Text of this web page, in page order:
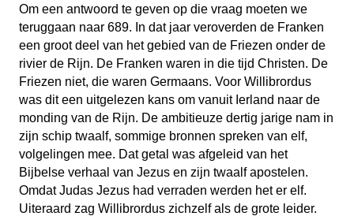
Om een antwoord te geven op die vraag moeten we
teruggaan naar 689. In dat jaar veroverden de Franken
een groot deel van het gebied van de Friezen onder de
rivier de Rijn. De Franken waren in die tijd Christen. De
Friezen niet, die waren Germaans. Voor Willibrordus
was dit een uitgelezen kans om vanuit Ierland naar de
monding van de Rijn. De ambitieuze dertig jarige nam in
zijn schip twaalf, sommige bronnen spreken van elf,
volgelingen mee. Dat getal was afgeleid van het
Bijbelse verhaal van Jezus en zijn twaalf apostelen.
Omdat Judas Jezus had verraden werden het er elf.
Uiteraard zag Willibrordus zichzelf als de grote leider.